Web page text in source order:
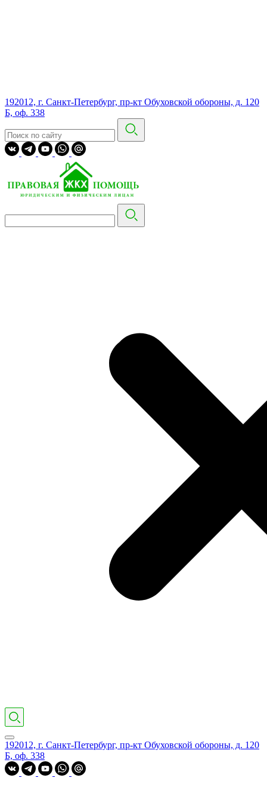
192012, г. Санкт-Петербург, пр-кт Обуховской обороны, д. 120
Б, оф. 338
192012, г. Санкт-Петербург, пр-кт Обуховской обороны, д. 120
Б, оф. 338